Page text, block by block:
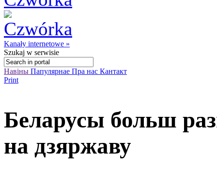
Kanały internetowe »
Szukaj w serwisie
Навіны Папулярнае Пра нас Кантакт
Print
Беларусы больш
на дзяржаву